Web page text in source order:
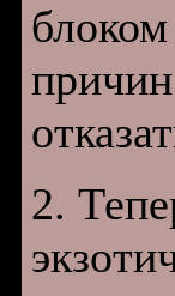
2.